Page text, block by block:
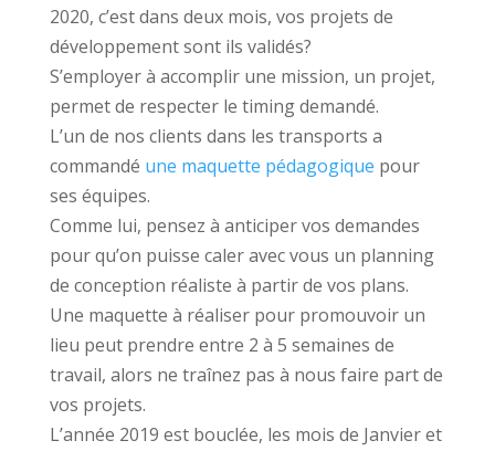
2020, c’est dans deux mois, vos projets de
développement sont ils validés?
S’employer à accomplir une mission, un projet,
permet de respecter le timing demandé.
L’un de nos clients dans les transports a
commandé une maquette pédagogique pour
ses équipes.
Comme lui, pensez à anticiper vos demandes
pour qu’on puisse caler avec vous un planning
de conception réaliste à partir de vos plans.
Une maquette à réaliser pour promouvoir un
lieu peut prendre entre 2 à 5 semaines de
travail, alors ne traînez pas à nous faire part de
vos projets.
L’année 2019 est bouclée, les mois de Janvier et